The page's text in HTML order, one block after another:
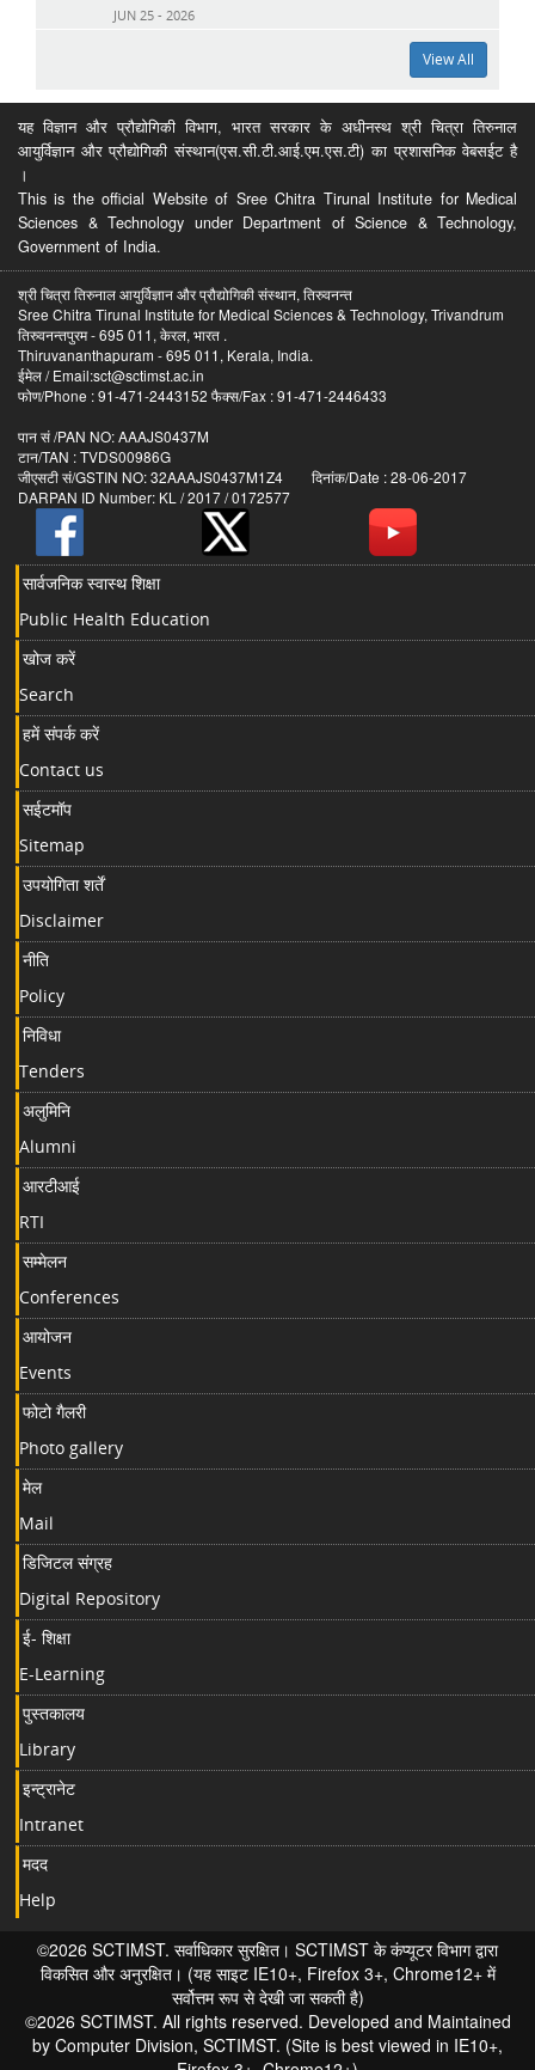
JUN 25 - 2026
View All
यह विज्ञान और प्रौद्योगिकी विभाग, भारत सरकार के अधीनस्थ श्री चित्रा तिरुनाल
आयुर्विज्ञान और प्रौद्योगिकी संस्थान(एस.सी.टी.आई.एम.एस.टी) का प्रशासनिक वेबसईट है
।
This is the official Website of Sree Chitra Tirunal Institute for Medical
Sciences & Technology under Department of Science & Technology,
Government of India.
श्री चित्रा तिरुनाल आयुर्विज्ञान और प्रौद्योगिकी संस्थान, तिरुवनन्त
Sree Chitra Tirunal Institute for Medical Sciences & Technology, Trivandrum
तिरुवनन्तपुरम - 695 011, केरल, भारत .
Thiruvananthapuram - 695 011, Kerala, India.
ईमेल / Email:sct@sctimst.ac.in
फोण/Phone : 91-471-2443152 फैक्स/Fax : 91-471-2446433
पान सं /PAN NO: AAAJS0437M
टान/TAN : TVDS00986G
जीएसटी सं/GSTIN NO: 32AAAJS0437M1Z4 दिनांक/Date : 28-06-2017
DARPAN ID Number: KL / 2017 / 0172577
सार्वजनिक स्वास्थ शिक्षा
Public Health Education
खोज करें
Search
हमें संपर्क करें
Contact us
सईटमॉप
Sitemap
उपयोगिता शर्तें
Disclaimer
नीति
Policy
निविधा
Tenders
अलुमिनि
Alumni
आरटीआई
RTI
सम्मेलन
Conferences
आयोजन
Events
फोटो गैलरी
Photo gallery
मेल
Mail
डिजिटल संग्रह
Digital Repository
ई- शिक्षा
E-Learning
पुस्तकालय
Library
इन्ट्रानेट
Intranet
मदद
Help
©2026 SCTIMST. सर्वाधिकार सुरक्षित। SCTIMST के कंप्यूटर विभाग द्वारा
विकसित और अनुरक्षित। (यह साइट IE10+, Firefox 3+, Chrome12+ में
सर्वोत्तम रूप से देखी जा सकती है)
©2026 SCTIMST. All rights reserved. Developed and Maintained
by Computer Division, SCTIMST. (Site is best viewed in IE10+,